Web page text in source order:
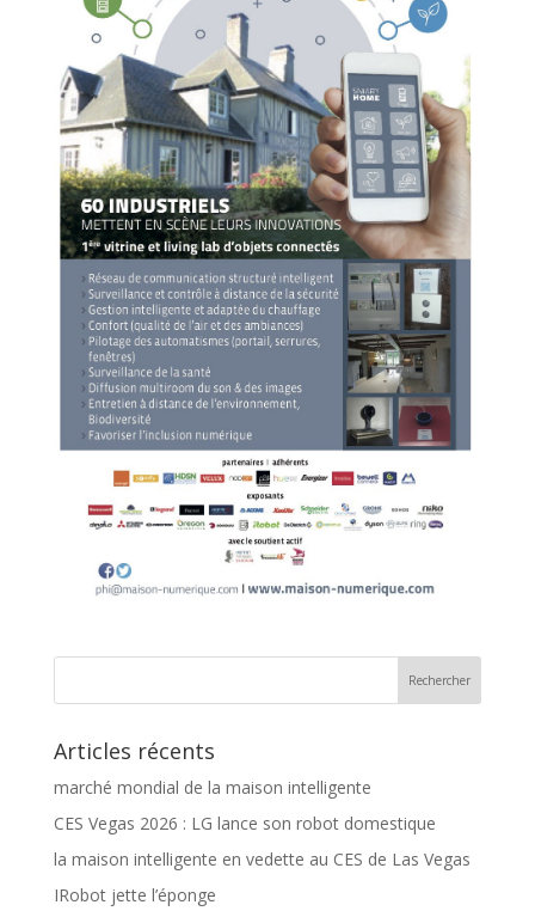
Articles récents
marché mondial de la maison intelligente
CES Vegas 2026 : LG lance son robot domestique
la maison intelligente en vedette au CES de Las Vegas
IRobot jette l’éponge